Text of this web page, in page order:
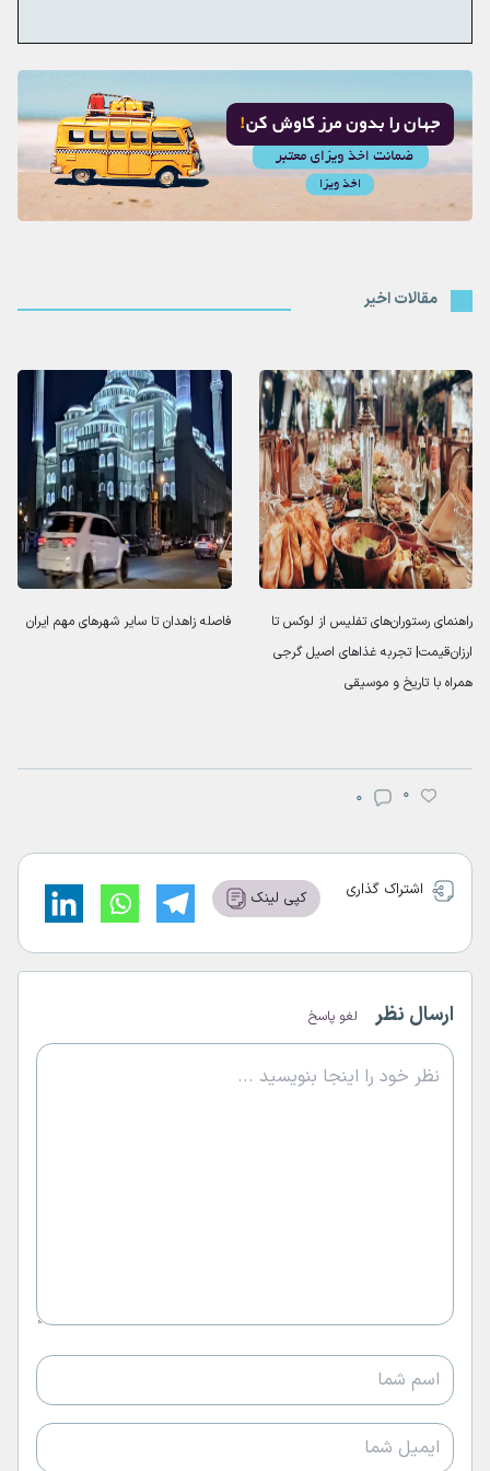
0
0
مقالات اخیر
راهنمای رستوران‌های تفلیس از لوکس‌ تا
ارزان‌قیمت| تجربه غذاهای اصیل گرجی
همراه با تاریخ و موسیقی
فاصله زاهدان تا سایر شهرهای مهم ایران
اشتراک گذاری کپی لینک
ارسال نظر لغو پاسخ